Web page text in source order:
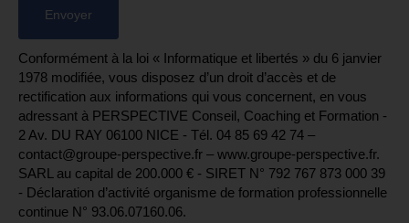
Conformément à la loi « Informatique et libertés » du 6 janvier
1978 modifiée, vous disposez d’un droit d’accès et de
rectification aux informations qui vous concernent, en vous
adressant à PERSPECTIVE Conseil, Coaching et Formation -
2 Av. DU RAY 06100 NICE - Tél. 04 85 69 42 74⁩ –
contact@groupe-perspective.fr – www.groupe-perspective.fr.
SARL au capital de 200.000 € - SIRET N° 792 767 873 000 39
- Déclaration d’activité organisme de formation professionnelle
continue N° 93.06.07160.06.